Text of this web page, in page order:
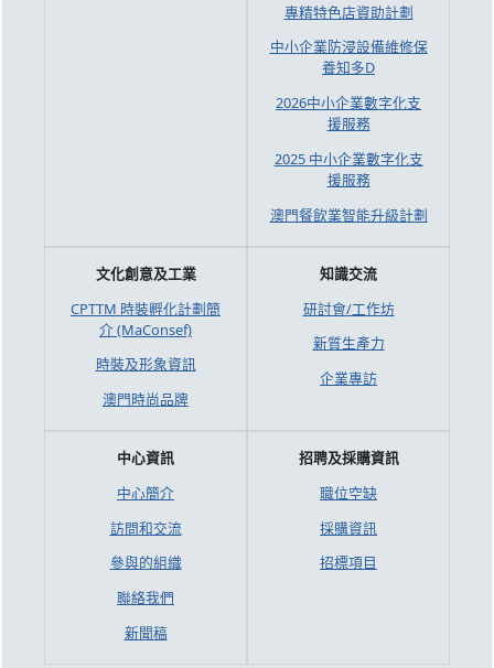
專精特色店資助計劃
中小企業防浸設備維修保
養知多D
2026中小企業數字化支
援服務
2025 中小企業數字化支
援服務
澳門餐飲業智能升級計劃
文化創意及工業
CPTTM 時裝孵化計劃簡
介 (MaConsef)
時裝及形象資訊
澳門時尚品牌
知識交流
研討會/工作坊
新質生產力
企業專訪
中心資訊
中心簡介
訪問和交流
參與的組織
聯絡我們
新聞稿
招聘及採購資訊
職位空缺
採購資訊
招標項目